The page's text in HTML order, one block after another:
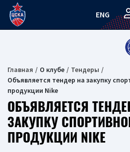
ENG
Главная О клубе
Тендеры
Объявляется тендер на закупку
продукции Nike
ОБЪЯВЛЯЕТСЯ
ЗАКУПКУ
ПРОДУКЦИИ NIKE